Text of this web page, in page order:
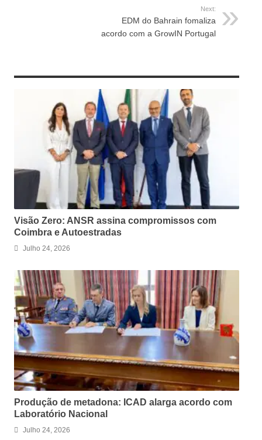
Next:
EDM do Bahrain fomaliza
acordo com a GrowIN Portugal
Visão Zero: ANSR assina compromissos com
Coimbra e Autoestradas
Julho 24, 2026
Produção de metadona: ICAD alarga acordo com
Laboratório Nacional
Julho 24, 2026